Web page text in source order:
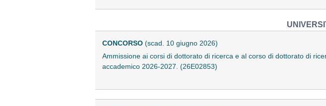
CONCORSO (scad. 10 giugno 2026)
Ammissione ai corsi di dottorato di ricerca e al corso di dottorato di
accademico 2026-2027. (26E02853)